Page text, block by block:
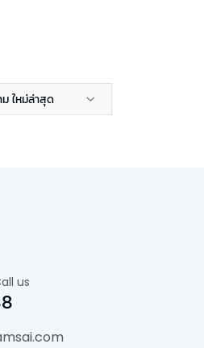
ม ใหม่ล่าสุด
us